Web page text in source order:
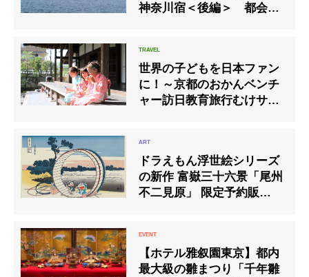
神奈川宿＜後編＞ 都会の
世界の子どもを日本ファン
に！～京都のおかんベンチ
ャー訪日教育旅行むけサー
ドラえもん浮世絵シリーズ
の新作 富嶽三十六景「尾州
不二見原」 限定予約販売開
【ホテル雅叙園東京】都内
最大級の雛まつり「千年雛